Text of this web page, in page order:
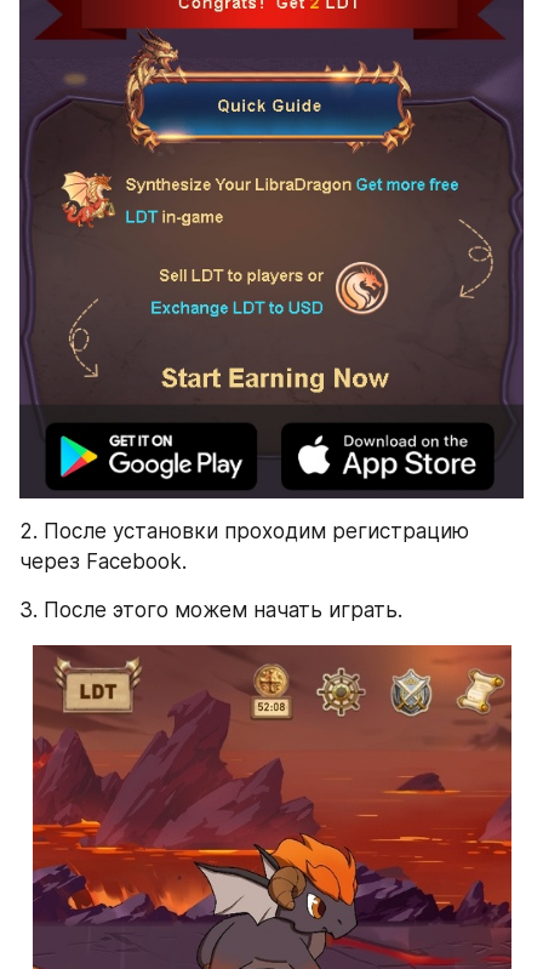
2. После установки проходим регистрацию
через Facebook.
3. После этого можем начать играть.